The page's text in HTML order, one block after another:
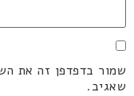
שמור בדפדפן זה את
שאגיב.